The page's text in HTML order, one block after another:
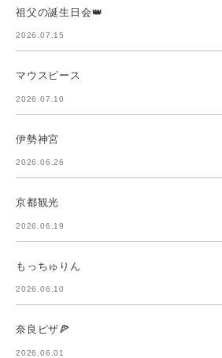
祖父の誕生日会👑
2026.07.15
マウスピース
2026.07.10
伊勢神宮
2026.06.26
京都観光
2026.06.19
もっちゅりん
2026.06.10
奈良ピザ🍕
2026.06.01